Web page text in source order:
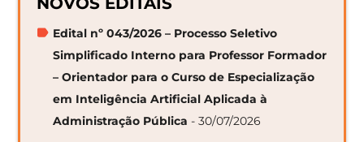
Edital nº 043/2026 – Processo Seletivo
Simplificado Interno para Professor Formador
– Orientador para o Curso de Especialização
em Inteligência Artificial Aplicada à
Administração Pública - 30/07/2026